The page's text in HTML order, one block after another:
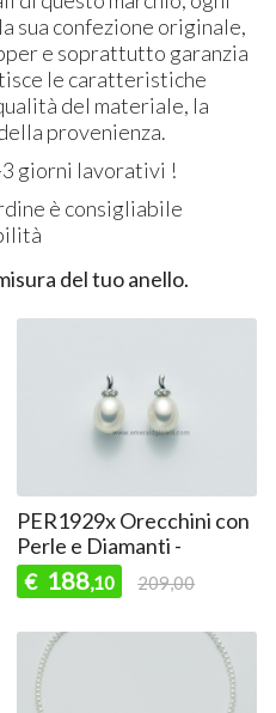
sua confezione originale,
e soprattutto garanzia
le caratteristiche
del materiale, la
provenienza.
3 giorni lavorativi !
è consigliabile
del tuo anello.
PER1929x Orecchini con
Perle e Diamanti -
€ 188,10 209,00